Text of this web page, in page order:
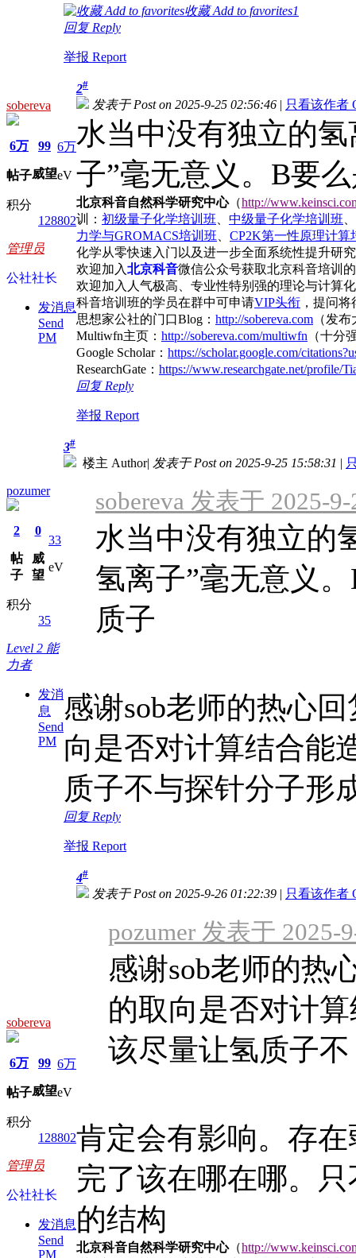
收藏 Add to favorites1
回复 Reply
举报 Report
sobereva
6万
帖子
99
威望
6万
eV
积分
128802
管理员
公社社长
发消息
Send
PM
2#
发表于 Post on 2025-9-25 02:56:46 | 只看该作者
水当中没有独立的
子”毫无意义。B要
北京科音自然科学研究中心（http://
训： 初级量子化学培训班 中级量子化学培训班
力学与GROMACS培训班
CP2K第一性原理计算
化学从零快速入门以及进一步全面系统性提升研
欢迎加入北京科音微信公众号获取北京科音培训
欢迎加入人气极高、专业性特别强的理论与计算
科音培训班的学员在群中可申请VIP头衔 ，提问
思想家公社的门口Blog： http://sobereva.com （发
Multiwfn主页： http://sobereva.com/multiwfn （十分
Google Scholar： https://scholar.google.com/
ResearchGate： https://www.researchgate.net/profile/
回复 Reply
举报 Report
pozumer
2
帖
子
0
威
望
33
eV
积分
35
Level 2 能
力者
发消
息
Send
PM
3#
楼主 Author| 发表于 Post on 2025-9-25 15:58:31 |
sobereva 发表于 2025-
水当中没有独立的
氢离子”毫无意义
质子
感谢sob老师的热心
向是否对计算结合能
质子不与探针分子形
回复 Reply
举报 Report
sobereva
6万
帖子
99
威望
6万
eV
积分
128802
管理员
公社社长
发消息
Send
PM
4#
发表于 Post on 2025-9-26 01:22:39 | 只看该作者
pozumer 发表于 2025-
感谢sob老师的热
的取向是否对计
该尽量让氢质子不
肯定会有影响。存
完了该在哪在哪。
的结构
北京科音自然科学研究中心（http://